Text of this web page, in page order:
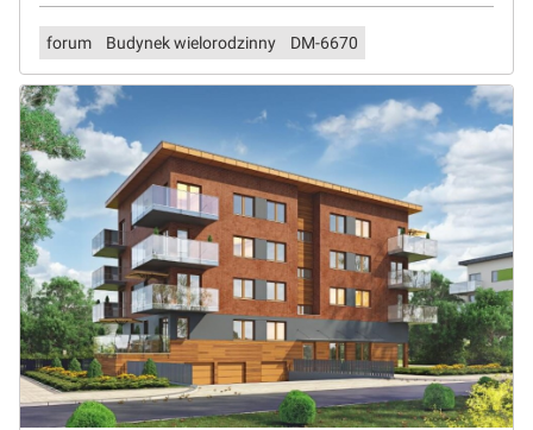
forum Budynek wielorodzinny DM-6670